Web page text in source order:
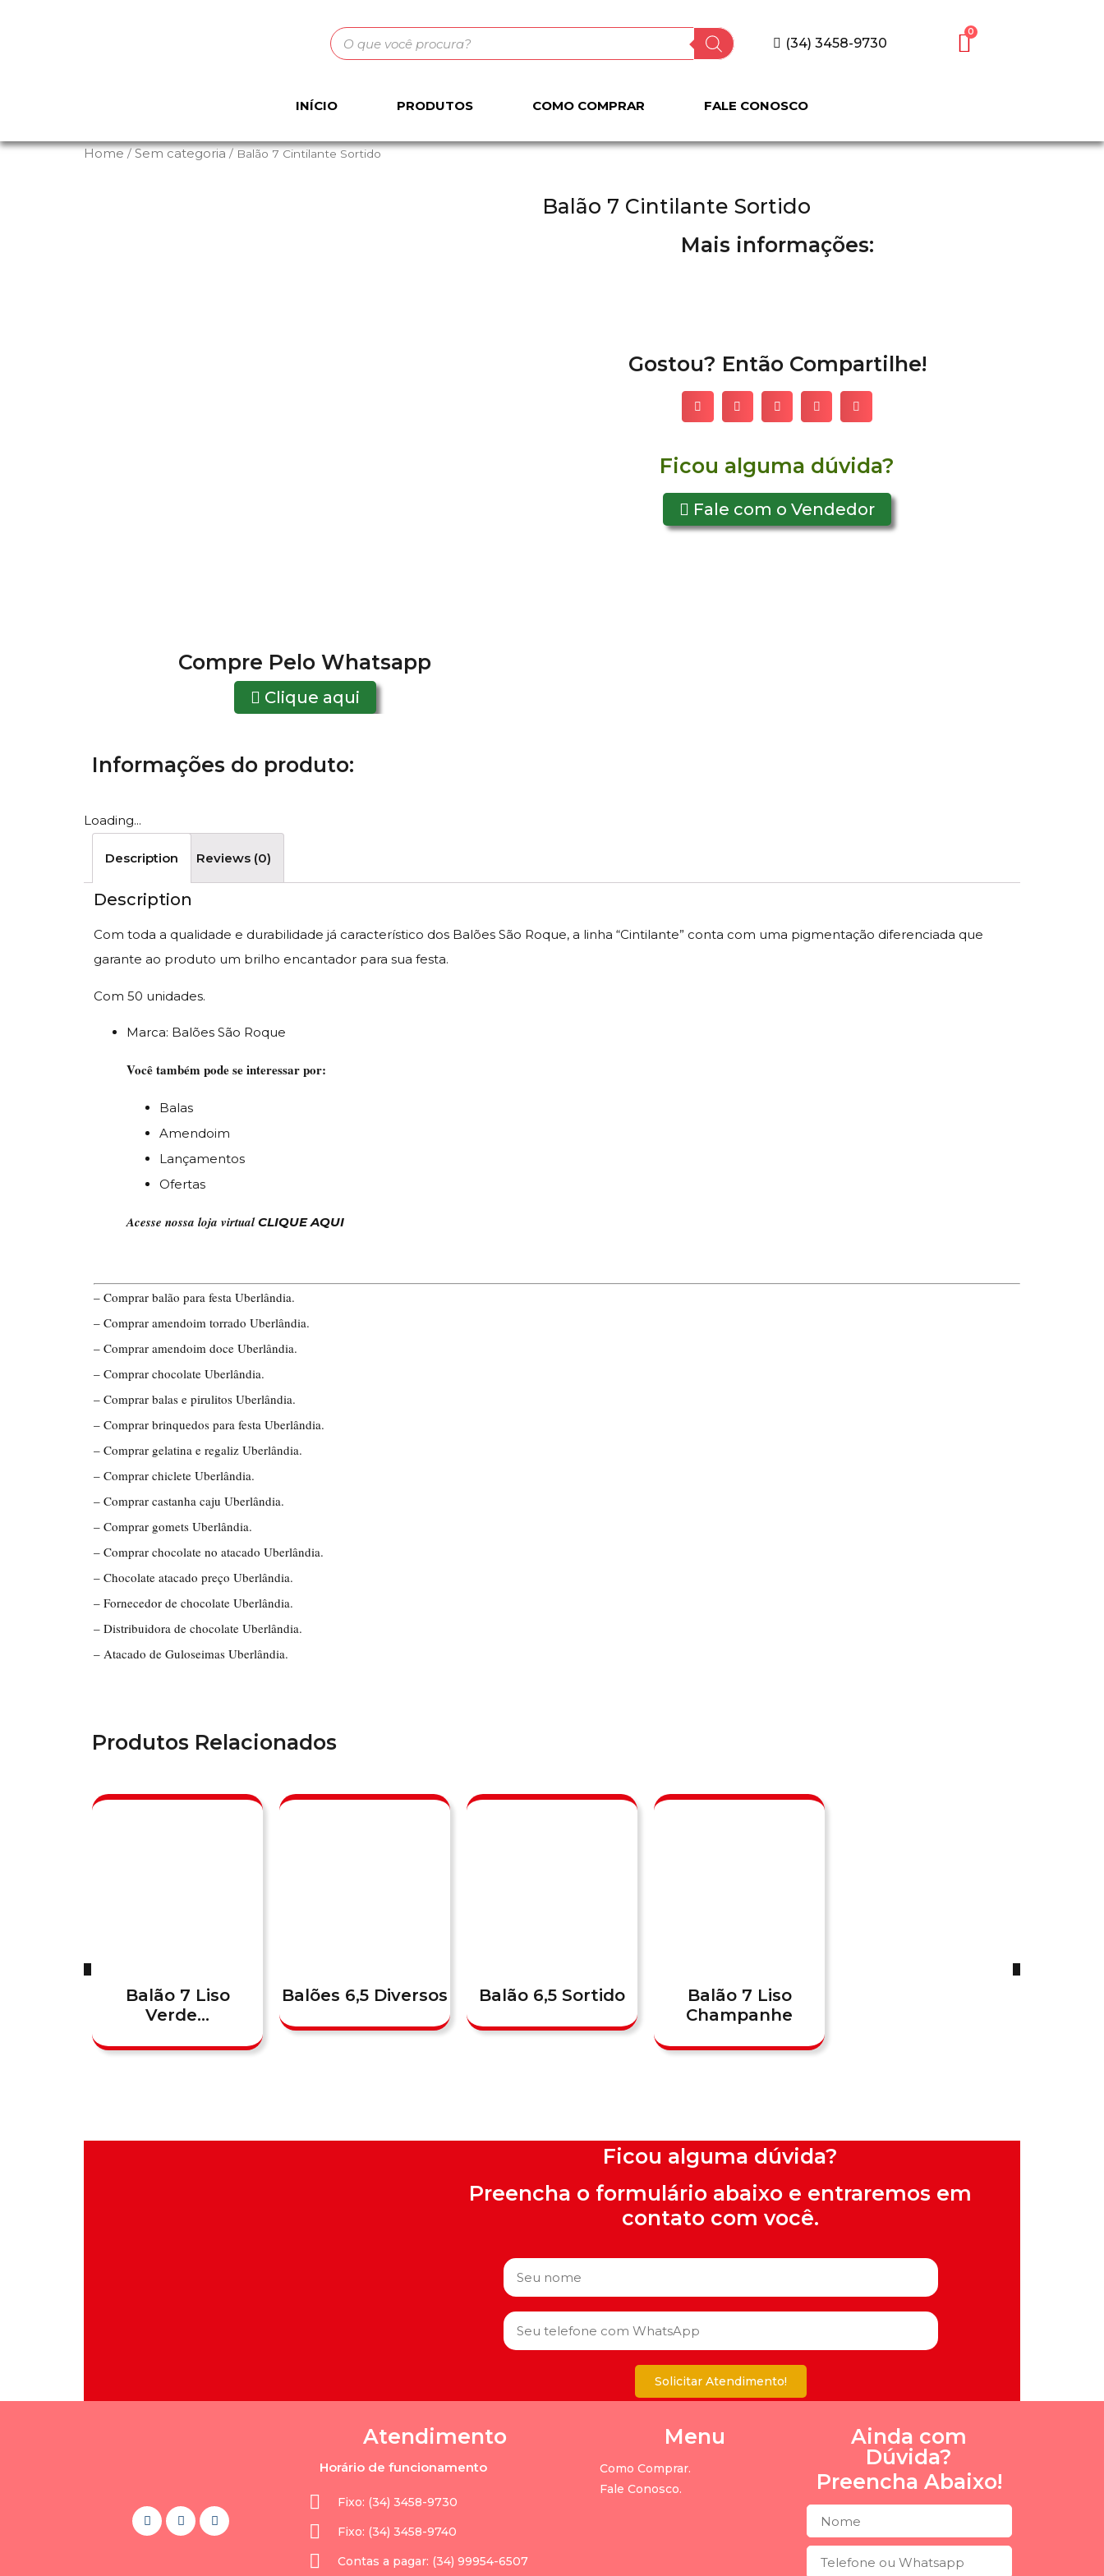
(34) 3458-9730
INÍCIO PRODUTOS COMO COMPRAR FALE CONOSCO
Home / Sem categoria / Balão 7 Cintilante Sortido
Compre Pelo Whatsapp
Clique aqui
Balão 7 Cintilante Sortido
Mais informações:
Gostou? Então Compartilhe!
Ficou alguma dúvida?
Fale com o Vendedor
Informações do produto:
Loading...
Description Reviews (0)
Description
Com toda a qualidade e durabilidade já característico dos Balões São Roque, a linha “Cintilante” conta com uma pigmentação diferenciada que
garante ao produto um brilho encantador para sua festa.
Com 50 unidades.
Marca: Balões São Roque
Você também pode se interessar por:
Balas
Amendoim
Lançamentos
Ofertas
Acesse nossa loja virtualCLIQUE AQUI
– Comprar balão para festa Uberlândia.
– Comprar amendoim torrado Uberlândia.
– Comprar amendoim doce Uberlândia.
– Comprar chocolate Uberlândia.
– Comprar balas e pirulitos Uberlândia.
– Comprar brinquedos para festa Uberlândia.
– Comprar gelatina e regaliz Uberlândia.
– Comprar chiclete Uberlândia.
– Comprar castanha caju Uberlândia.
– Comprar gomets Uberlândia.
– Comprar chocolate no atacado Uberlândia.
– Chocolate atacado preço Uberlândia.
– Fornecedor de chocolate Uberlândia.
– Distribuidora de chocolate Uberlândia.
– Atacado de Guloseimas Uberlândia.
Produtos Relacionados
Balão 7 Liso
Verde...
Balões 6,5 Diversos Balão 6,5 Sortido
Balão 7 Liso
Champanhe
Ficou alguma dúvida?
Preencha o formulário abaixo e entraremos em
contato com você.
Solicitar Atendimento!
Atendimento
Horário de funcionamento
Fixo: (34) 3458-9730
Fixo: (34) 3458-9740
Contas a pagar: (34) 99954-6507
Menu
Como Comprar.
Fale Conosco.
Ainda com
Dúvida?
Preencha Abaixo!